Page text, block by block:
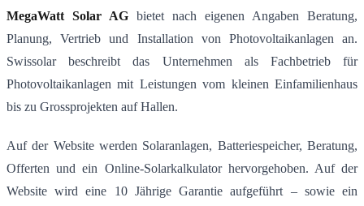
MegaWatt Solar AG bietet nach eigenen Angaben Beratung,
Planung, Vertrieb und Installation von Photovoltaikanlagen an.
Swissolar beschreibt das Unternehmen als Fachbetrieb für
Photovoltaikanlagen mit Leistungen vom kleinen Einfamilienhaus
bis zu Grossprojekten auf Hallen.
Auf der Website werden Solaranlagen, Batteriespeicher, Beratung,
Offerten und ein Online-Solarkalkulator hervorgehoben. Auf der
Website wird eine 10 Jährige Garantie aufgeführt – sowie ein